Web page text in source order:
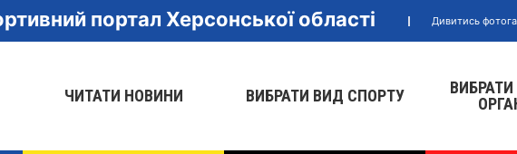
портал Херсонської області Дивитись
ЧИТАТИ НОВИНИ ВИБРАТИ ВИД СПОРТУ